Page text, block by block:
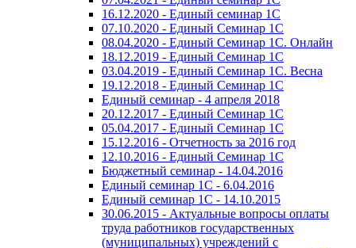
16.12.2020 - Единый семинар 1С
07.10.2020 - Единый Семинар 1С
08.04.2020 - Единый Семинар 1С. Онлайн
18.12.2019 - Единый Семинар 1С
03.04.2019 - Единый Семинар 1С. Весна
19.12.2018 - Единый Семинар 1С
Единый семинар - 4 апреля 2018
20.12.2017 - Единый Семинар 1С
05.04.2017 - Единый Семинар 1С
15.12.2016 - Отчетность за 2016 год
12.10.2016 - Единый Семинар 1С
Бюджетный семинар - 14.04.2016
Единый семинар 1С - 6.04.2016
Единый семинар 1С - 14.10.2015
30.06.2015 - Актуальные вопросы оплаты
труда работников государственных
(муниципальных) учреждений с